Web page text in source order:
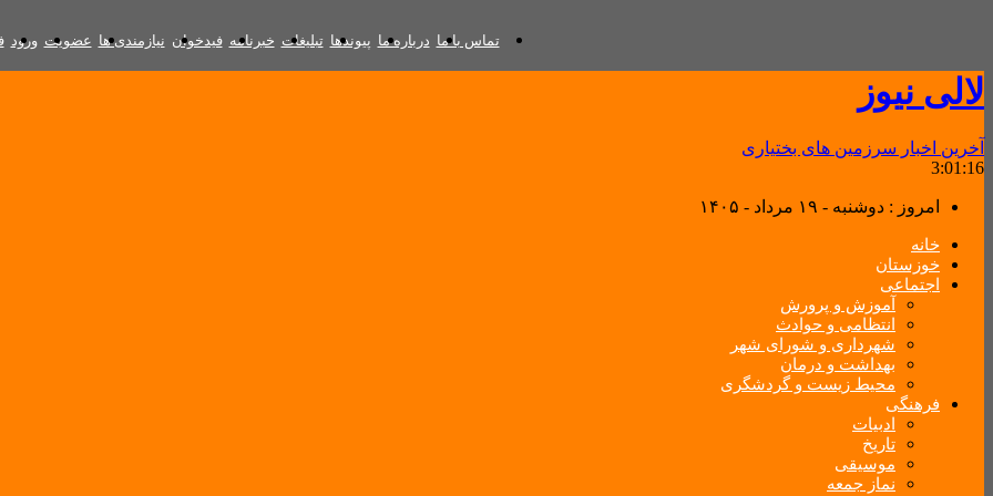
تماس با ما درباره ما پیوندها تبلیغات خبرنامه فیدخوان نیازمندی ها عضویت ورود
لالی نیوز
آخرین اخبار سرزمین های بختیاری
3:01:17
امروز : دوشنبه - ۱۹ مرداد - ۱۴۰۵
خانه
خوزستان
اجتماعی
آموزش و پرورش
انتظامی و حوادث
شهرداری و شورای شهر
بهداشت و درمان
محیط زیست و گردشگری
فرهنگی
ادبیات
تاریخ
موسیقی
نماز جمعه